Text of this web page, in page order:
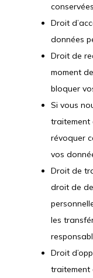
conservées.
Droit
données
Droit de
moment
bloquer
Si vous
traitement
révoquer
vos
Droit de
droit de
les
Droit
traitement